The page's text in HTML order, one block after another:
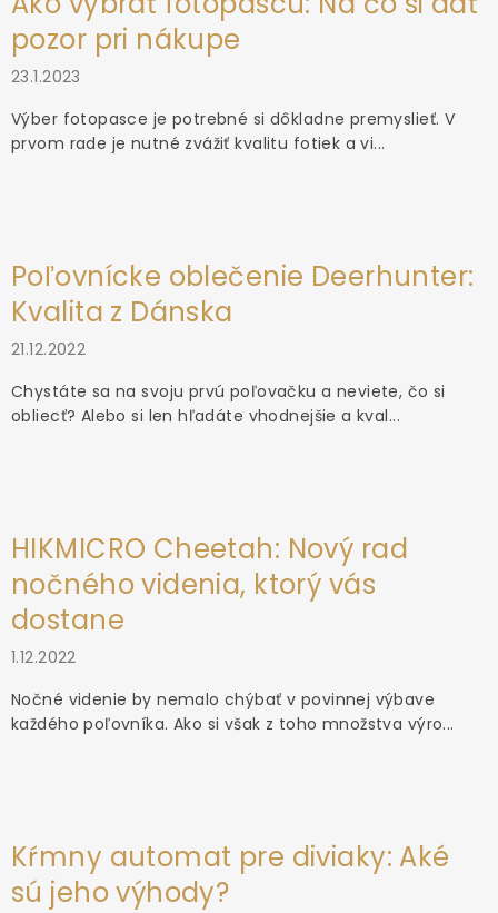
pozor pri nákupe
23.1.2023
Výber fotopasce je potrebné si dôkladne premyslieť. V
prvom rade je nutné zvážiť kvalitu fotiek a vi...
Poľovnícke oblečenie Deerhunter:
Kvalita z Dánska
21.12.2022
Chystáte sa na svoju prvú poľovačku a neviete, čo si
obliecť? Alebo si len hľadáte vhodnejšie a kval...
HIKMICRO Cheetah: Nový rad
nočného videnia, ktorý vás
dostane
1.12.2022
Nočné videnie by nemalo chýbať v povinnej výbave
každého poľovníka. Ako si však z toho množstva výro...
Kŕmny automat pre diviaky: Aké
sú jeho výhody?